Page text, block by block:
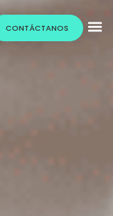
CONTÁCTANOS